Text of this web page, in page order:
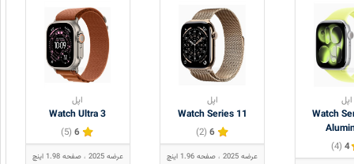
اپل
Watch
4
(4)
اپل
Watch Series 11
6
(2)
عرضه 2025 صفحه 1.96 اینچ
اپل
Watch Ultra 3
6
(5)
عرضه 2025 صفحه 1.98 اینچ